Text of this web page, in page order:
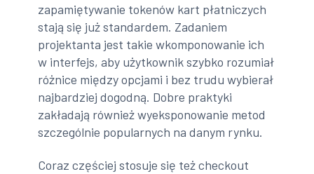
zapamiętywanie tokenów kart płatniczych
stają się już standardem. Zadaniem
projektanta jest takie wkomponowanie ich
w interfejs, aby użytkownik szybko rozumiał
różnice między opcjami i bez trudu wybierał
najbardziej dogodną. Dobre praktyki
zakładają również wyeksponowanie metod
szczególnie popularnych na danym rynku.
Coraz częściej stosuje się też checkout